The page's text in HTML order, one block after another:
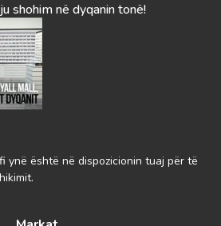
shohim në dyqanin tonë!
ynë është në dispozicionin tuaj për të